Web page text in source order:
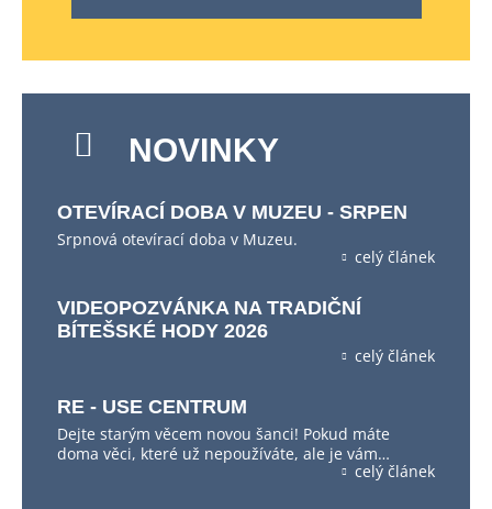
NOVINKY
OTEVÍRACÍ DOBA V MUZEU - SRPEN
Srpnová otevírací doba v Muzeu.
celý článek
VIDEOPOZVÁNKA NA TRADIČNÍ
BÍTEŠSKÉ HODY 2026
celý článek
RE - USE CENTRUM
Dejte starým věcem novou šanci! Pokud máte
doma věci, které už nepoužíváte, ale je vám…
celý článek